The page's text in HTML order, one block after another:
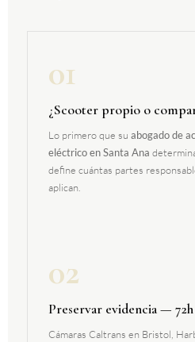
01
¿Scooter propio o
Lo primero que su abogado de
eléctrico en Santa Ana
define cuántas partes
aplican.
02
Preservar evidencia — 72h
Cámaras Caltrans en Bristol,